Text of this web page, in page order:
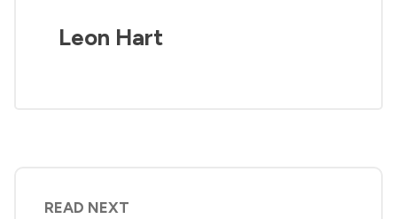
Leon Hart
READ NEXT